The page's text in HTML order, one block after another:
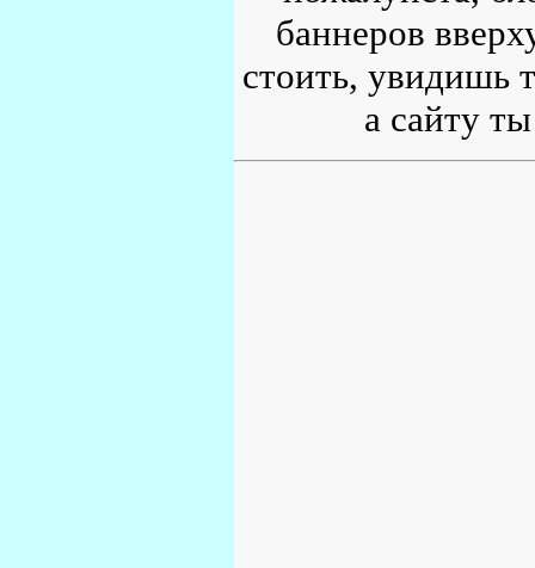
баннеров
стоить, увидишь
а сайту